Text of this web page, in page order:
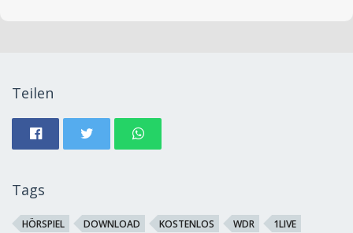
Teilen
Tags
HÖRSPIEL DOWNLOAD KOSTENLOS WDR 1LIVE